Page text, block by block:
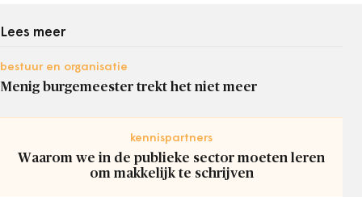
Lees meer
bestuur en organisatie
Menig burgemeester trekt het niet meer
kennispartners
Waarom we in de publieke sector moeten leren
om makkelijk te schrijven